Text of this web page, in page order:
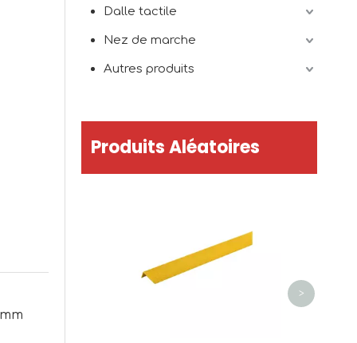
Dalle tactile
Nez de marche
Autres produits
Produits Aléatoires
>